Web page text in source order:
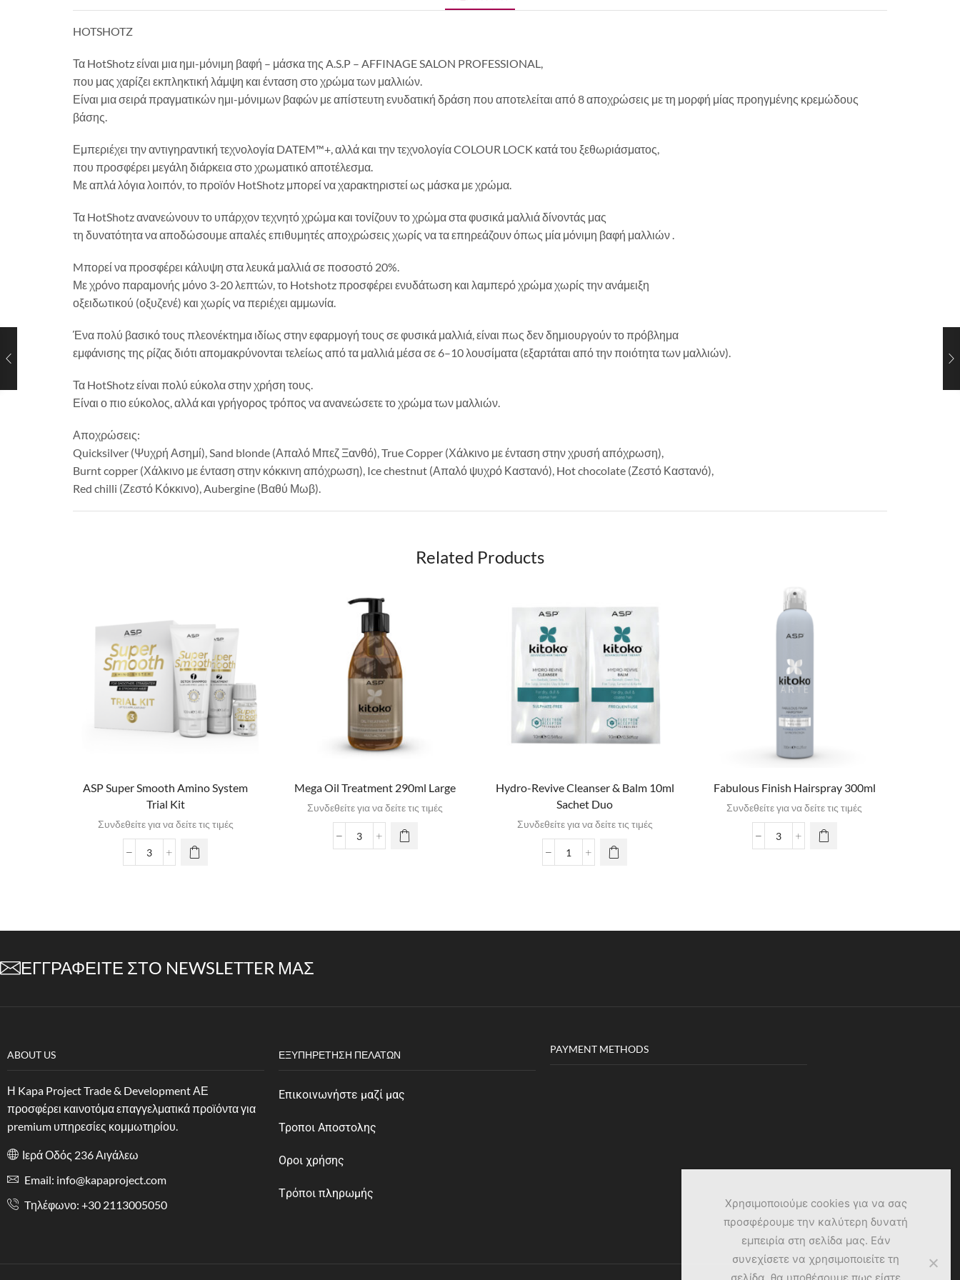
HOTSHOTZ
Τα HotShotz είναι μια ημι-μόνιμη βαφή – μάσκα της A.S.P – AFFINAGE SALON PROFESSIONAL,
που μας χαρίζει εκπληκτική λάμψη και ένταση στο χρώμα των μαλλιών.
Είναι μια σειρά πραγματικών ημι-μόνιμων βαφών με απίστευτη ενυδατική δράση που αποτελείται από 8 αποχρώσεις με τη μορφή μίας προηγμένης κρεμώδους
βάσης.
Εμπεριέχει την αντιγηραντική τεχνολογία DATEM™+, αλλά και την τεχνολογία COLOUR LOCK κατά του ξεθωριάσματος,
που προσφέρει μεγάλη διάρκεια στο χρωματικό αποτέλεσμα.
Με απλά λόγια λοιπόν, το προϊόν HotShotz μπορεί να χαρακτηριστεί ως μάσκα με χρώμα.
Τα HotShotz ανανεώνουν το υπάρχον τεχνητό χρώμα και τονίζουν το χρώμα στα φυσικά μαλλιά δίνοντάς μας
τη δυνατότητα να αποδώσουμε απαλές επιθυμητές αποχρώσεις χωρίς να τα επηρεάζουν όπως μία μόνιμη βαφή μαλλιών .
Mπορεί να προσφέρει κάλυψη στα λευκά μαλλιά σε ποσοστό 20%.
Με χρόνο παραμονής μόνο 3-20 λεπτών, το Hotshotz προσφέρει ενυδάτωση και λαμπερό χρώμα χωρίς την ανάμειξη
οξειδωτικού (οξυζενέ) και χωρίς να περιέχει αμμωνία.
Ένα πολύ βασικό τους πλεονέκτημα ιδίως στην εφαρμογή τους σε φυσικά μαλλιά, είναι πως δεν δημιουργούν το πρόβλημα
εμφάνισης της ρίζας διότι απομακρύνονται τελείως από τα μαλλιά μέσα σε 6–10 λουσίματα (εξαρτάται από την ποιότητα των μαλλιών).
Τα HotShotz είναι πολύ εύκολα στην χρήση τους.
Είναι ο πιο εύκολος, αλλά και γρήγορος τρόπος να ανανεώσετε το χρώμα των μαλλιών.
Αποχρώσεις:
Quicksilver (Ψυχρή Ασημί), Sand blonde (Απαλό Μπεζ Ξανθό), True Copper (Χάλκινο με ένταση στην χρυσή απόχρωση),
Burnt copper (Χάλκινο με ένταση στην κόκκινη απόχρωση), Ice chestnut (Απαλό ψυχρό Καστανό), Hot chocolate (Ζεστό Καστανό),
Red chilli (Ζεστό Κόκκινο), Aubergine (Βαθύ Μωβ).
Related Products
ASP Super Smooth Amino System
Trial Kit
Συνδεθείτε για να δείτε τις τιμές
Mega Oil Treatment 290ml Large
Συνδεθείτε για να δείτε τις τιμές
Hydro-Revive Cleanser & Balm 10ml
Sachet Duo
Συνδεθείτε για να δείτε τις τιμές
Fabulous Finish Hairspray 300ml
Συνδεθείτε για να δείτε τις τιμές
ΕΓΓΡΑΦΕΊΤΕ ΣΤΟ NEWSLETTER ΜΑΣ
ABOUT US
Η Kapa Project Trade & Development ΑΕ
προσφέρει καινοτόμα επαγγελματικά προϊόντα για
premium υπηρεσίες κομμωτηρίου.
Ιερά Οδός 236 Αιγάλεω
Email: info@kapaproject.com
Tηλέφωνο: +30 2113005050
ΕΞΥΠΗΡΈΤΗΣΗ ΠΕΛΑΤΏΝ
Επικοινωνήστε μαζί μας
Τροποι Αποστολης
Οροι χρήσης
Tρόποι πληρωμής
PAYMENT METHODS
Χρησιμοποιούμε cookies για να σας
προσφέρουμε την καλύτερη δυνατή
εμπειρία στη σελίδα μας. Εάν
συνεχίσετε να χρησιμοποιείτε τη